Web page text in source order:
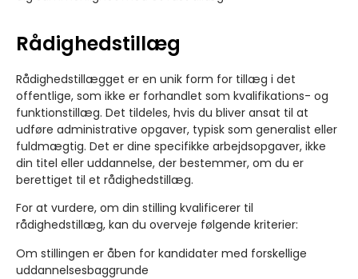
Rådighedstillæg
Rådighedstillægget er en unik form for tillæg i det
offentlige, som ikke er forhandlet som kvalifikations- og
funktionstillæg. Det tildeles, hvis du bliver ansat til at
udføre administrative opgaver, typisk som generalist eller
fuldmægtig. Det er dine specifikke arbejdsopgaver, ikke
din titel eller uddannelse, der bestemmer, om du er
berettiget til et rådighedstillæg.
For at vurdere, om din stilling kvalificerer til
rådighedstillæg, kan du overveje følgende kriterier:
Om stillingen er åben for kandidater med forskellige
uddannelsesbaggrunde